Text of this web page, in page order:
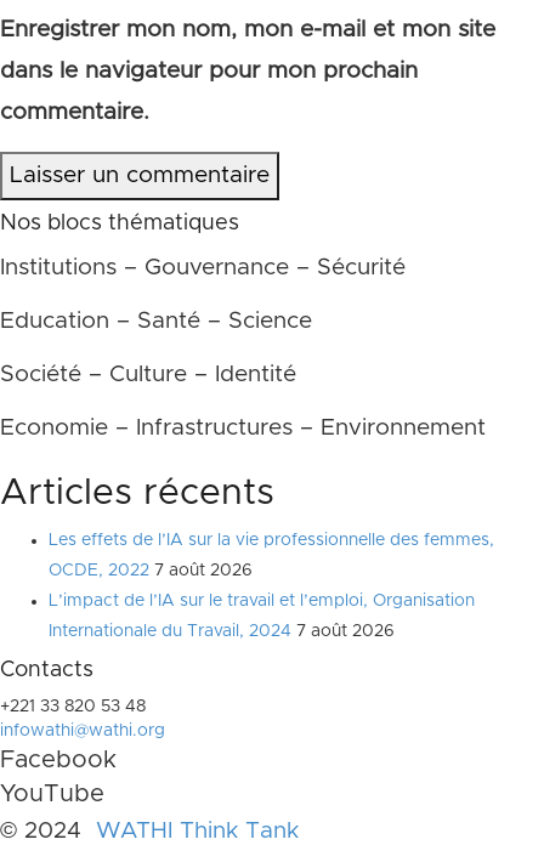
Enregistrer mon nom, mon e-mail et mon site
dans le navigateur pour mon prochain
commentaire.
Laisser un commentaire
Nos blocs thématiques
Institutions – Gouvernance – Sécurité
Education – Santé – Science
Société – Culture – Identité
Economie – Infrastructures – Environnement
Articles récents
Les effets de l’IA sur la vie professionnelle des femmes,
OCDE, 2022 7 août 2026
L’impact de l’IA sur le travail et l’emploi, Organisation
Internationale du Travail, 2024 7 août 2026
Contacts
+221 33 820 53 48
infowathi@wathi.org
Facebook
YouTube
© 2024 WATHI Think Tank